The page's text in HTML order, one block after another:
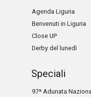
Agenda Liguria
Benvenuti in Liguria
Close UP
Derby del lunedì
Speciali
97ª Adunata